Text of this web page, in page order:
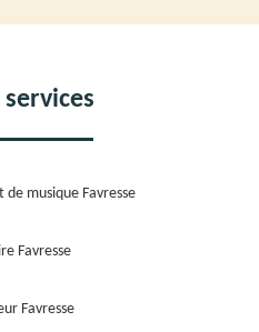
musique Favresse
Favresse
Favresse